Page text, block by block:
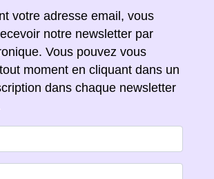
votre adresse email, vous
notre newsletter par
Vous pouvez vous
moment en cliquant dans un
dans chaque newsletter